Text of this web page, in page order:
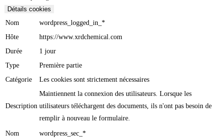
Détails cookies
Nom
wordpress_logged_in_*
Hôte
https://www.xrdchemical.com
Durée
1 jour
Type
Première partie
Catégorie
Les cookies sont strictement nécessaires
Description
Maintiennent la connexion des utilisateurs. Lorsque les
utilisateurs téléchargent des documents, ils n'ont pas besoin de
remplir à nouveau le formulaire.
Nom
wordpress_sec_*